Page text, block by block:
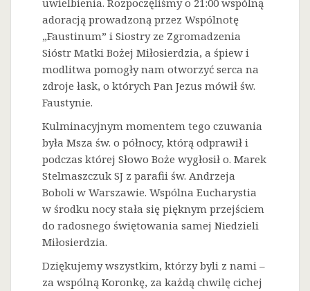
uwielbienia. Rozpoczęliśmy o 21:00 wspólną
adoracją prowadzoną przez Wspólnotę
„Faustinum” i Siostry ze Zgromadzenia
Sióstr Matki Bożej Miłosierdzia, a śpiew i
modlitwa pomogły nam otworzyć serca na
zdroje łask, o których Pan Jezus mówił św.
Faustynie.
Kulminacyjnym momentem tego czuwania
była Msza św. o północy, którą odprawił i
podczas której Słowo Boże wygłosił o. Marek
Stelmaszczuk SJ z parafii św. Andrzeja
Boboli w Warszawie. Wspólna Eucharystia
w środku nocy stała się pięknym przejściem
do radosnego świętowania samej Niedzieli
Miłosierdzia.
Dziękujemy wszystkim, którzy byli z nami –
za wspólną Koronkę, za każdą chwilę cichej